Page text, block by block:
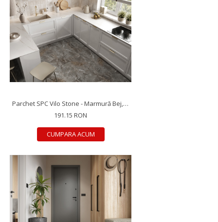
Parchet SPC Vilo Stone - Marmură Bej, 600×600×5 mm, antiderapant R10, 1.44 mp/cutie (4 plăci)
191.15 RON
CUMPARA ACUM